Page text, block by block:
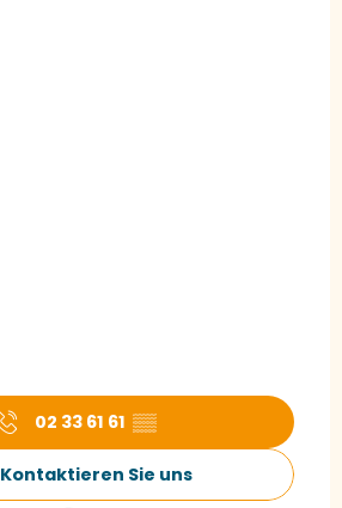
02 33 61 61 ▒▒
Kontaktieren Sie uns